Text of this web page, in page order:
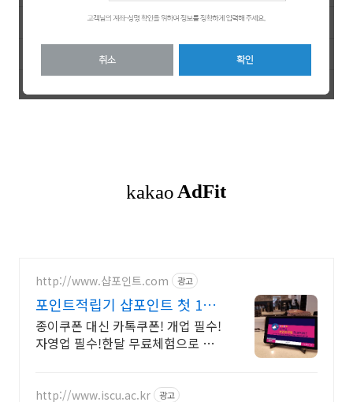
http://www.샵포인트.com 광고
포인트적립기 샵포인트 첫 1개
월 무료
종이쿠폰 대신 카톡쿠폰! 개업 필수!
자영업 필수!한달 무료체험으로 경
http://www.iscu.ac.kr 광고